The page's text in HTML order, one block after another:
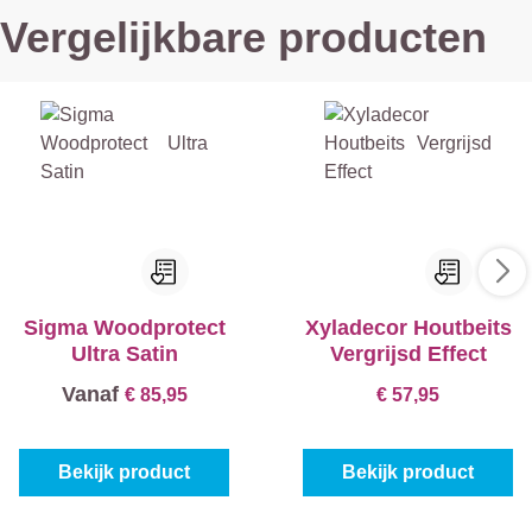
Vergelijkbare producten
Sigma Woodprotect
Ultra Satin
Vanaf € 85,95
Bekijk product
Xyladecor Houtbeits
Vergrijsd Effect
€ 57,95
Bekijk product